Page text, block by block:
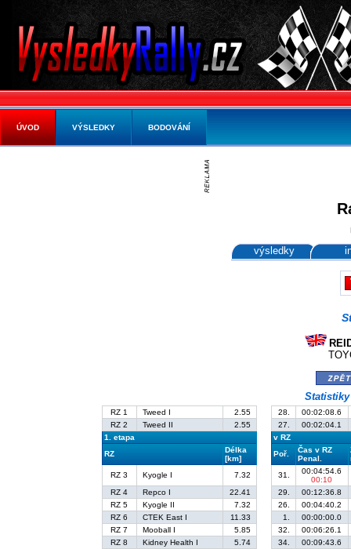
výsledky
RZ 1 Tweed I 2.55 28.
00:02:08.6
RZ 2
Tweed II 2.55 27.
00:02:04.1
1. etapa
v RZ
RZ
Délka
[km]
Poř.
Čas v RZ
Penal.
RZ 3
Kyogle I 7.32 31.
00:04:54.6
00:10
RZ 4
Repco I 22.41 29.
00:12:36.8
RZ 5
Kyogle II 7.32 26.
00:04:40.2
RZ 6
CTEK East I 11.33 1.
00:00:00.0
RZ 7
Mooball I 5.85 32.
00:06:26.1
RZ 8
Kidney Health I 5.74 34.
00:09:43.6
ÚVOD VÝSLEDKY BODOVÁNÍ